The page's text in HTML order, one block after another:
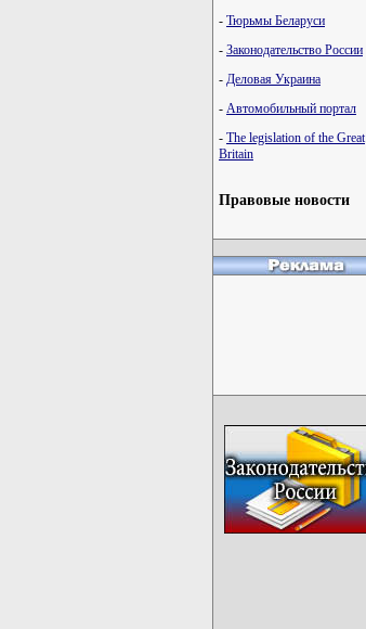
- Тюрьмы Беларуси
- Законодательство России
- Деловая Украина
- Автомобильный портал
- The legislation of the Great
Britain
Правовые новости